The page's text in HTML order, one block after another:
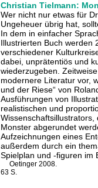
Christian Tielmann:
Wer nicht nur etwas für
Ungeheuer übrig hat,
In dem in einfacher
Illustrierten Buch werden
verschiedener
dabei, unprätentiös und
wiederzugeben.
modernere Literatur vor,
und der Riese“ von
Ausführungen von
realistischen und
Monster abgerundet
Aufzeichnungen eines
außerdem durch ein
Spielplan und -figuren im
Oetinger 2008.
63 S.